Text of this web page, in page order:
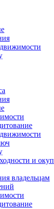
и
владельцам